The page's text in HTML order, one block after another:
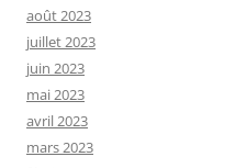
août 2023
juillet 2023
juin 2023
mai 2023
avril 2023
mars 2023